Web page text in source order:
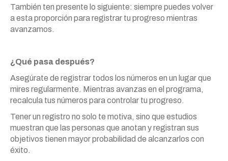
También ten presente lo siguiente: siempre puedes volver
a esta proporción para registrar tu progreso mientras
avanzamos.
¿Qué pasa después?
Asegúrate de registrar todos los números en un lugar que
mires regularmente. Mientras avanzas en el programa,
recalcula tus números para controlar tu progreso.
Tener un registro no solo te motiva, sino que estudios
muestran que las personas que anotan y registran sus
objetivos tienen mayor probabilidad de alcanzarlos con
éxito.